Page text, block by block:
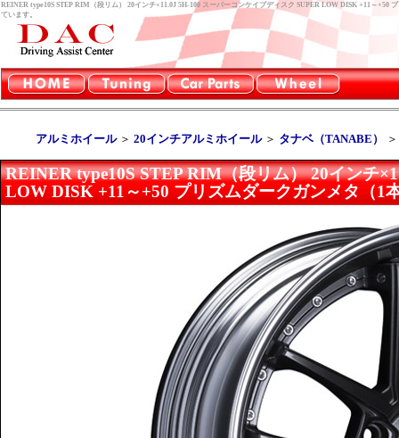
REINER type10S STEP RIM（段リム） 20インチ×11.0J 5H-100 スーパーコンケイプディスク SUPER LOW DISK +11～
ています。
アルミホイール＞ 20インチアルミホイール＞ タナベ（TANABE）
REINER type10S STEP RIM（段リム） 20インチ
LOW DISK +11～+50 プリズムダークガンメタ（1